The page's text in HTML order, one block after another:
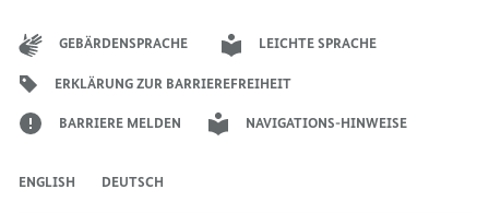
GEBÄRDENSPRACHE LEICHTE SPRACHE
ERKLÄRUNG ZUR BARRIEREFREIHEIT
BARRIERE MELDEN NAVIGATIONS-HINWEISE
ENGLISH DEUTSCH